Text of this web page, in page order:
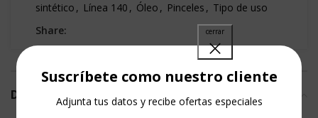
Suscríbete como nuestro cliente
Adjunta tus datos y recibe ofertas especiales
sintético , Línea 140 , Óleo , Pinceles , Tipo de uso
Share:
DESCRIPCIÓN